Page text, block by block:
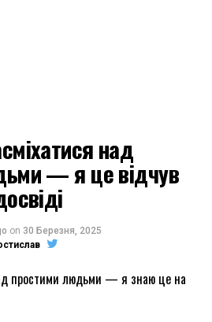
над
— я це відчув
on 30 Березня, 2025
простими людьми — я знаю це на